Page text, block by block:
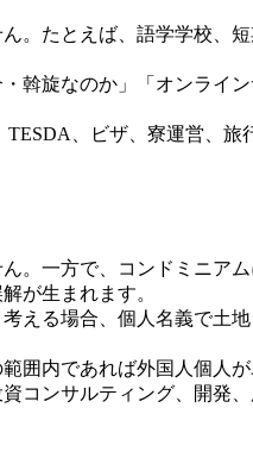
。たとえば、語学学校、
斡旋なのか」「オンライ
、ビザ、寮運営、
一方で、コンドミニア
が生まれます。
える場合、個人名義で土
内であれば外国人個人
コンサルティング、開発